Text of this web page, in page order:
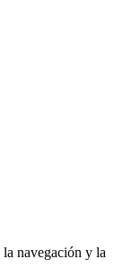
navegación y la